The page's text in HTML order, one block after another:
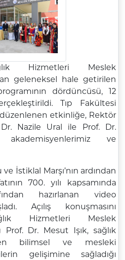
Hizmetleri Meslek
geleneksel hale getirilen
dördüncüsü, 12
Tıp Fakültesi
etkinliğe, Rektör
Dr. Nazile Ural ile Prof. Dr.
ve
İstiklal Marşı’nın ardından
700. yılı kapsamında
hazırlanan video
Açılış konuşmasını
Hizmetleri Meslek
Dr. Mesut Işık, sağlık
bilimsel ve mesleki
gelişimine sağladığı